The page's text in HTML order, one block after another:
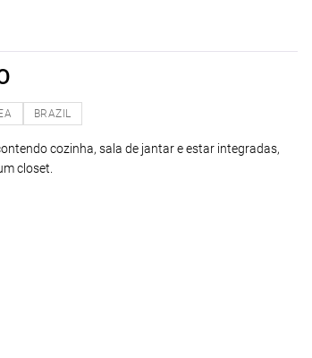
BRAZIL
cozinha, sala de jantar e estar integradas,
closet.